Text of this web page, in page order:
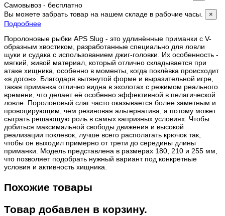
Самовывоз - бесплатно
Вы можете забрать товар на нашем складе в рабочие часы.
×
Подробнее
Поролоновые рыбки APS Slug - это удлинённые приманки с V-
образным хвостиком, разработанные специально для ловли
щуки и судака с использованием джиг-головки. Их особенность -
мягкий, живой материал, который отлично складывается при
атаке хищника, особенно в моменты, когда поклёвка происходит
«в догон». Благодаря вытянутой форме и выразительной игре,
такая приманка отлично видна в эхолотах с режимом реального
времени, что делает её особенно эффективной в пелагической
ловле. Поролоновый слаг часто оказывается более заметным и
провоцирующим, чем резиновая альтернатива, а потому может
сыграть решающую роль в самых капризных условиях. Чтобы
добиться максимальной свободы движения и высокой
реализации поклевок, лучше всего располагать крючок так,
чтобы он выходил примерно от трети до середины длины
приманки. Модель представлена в размерах 180, 210 и 255 мм,
что позволяет подобрать нужный вариант под конкретные
условия и активность хищника.
Похожие товары
Товар добавлен в корзину.